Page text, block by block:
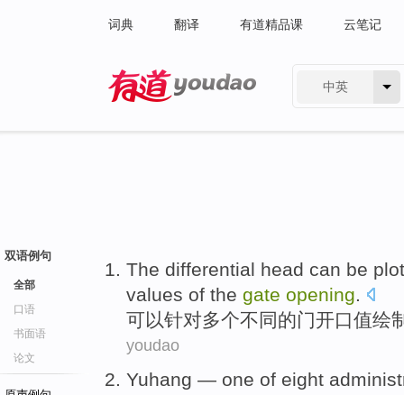
词典 翻译 有道精品课 云笔记
中英
双语例句
全部
口语
书面语
论文
The differential head can be
values of the gate opening.
可以针对多个不同的门开口值绘
youdao
Yuhang — one of eight